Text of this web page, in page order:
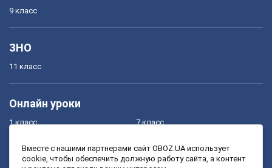
9 класс
ЗНО
11 класс
Онлайн уроки
1 класс
3 класс
7 класс
9 класс
Вместе с нашими партнерами сайт OBOZ.UA использует
cookie, чтобы обеспечить должную работу сайта, а контент